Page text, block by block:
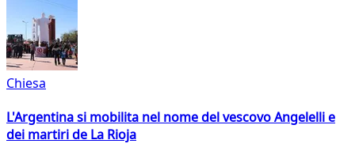
Chiesa
L'Argentina si mobilita nel nome del vescovo Angelelli e
dei martiri de La Rioja